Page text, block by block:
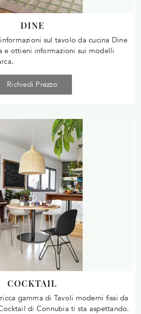
DINE
sul tavolo da cucina Dine
e ottieni informazioni sui modelli
Richiedi Prezzo
COCKTAIL
gamma di Tavoli moderni fissi da
di Connubia ti sta aspettando.